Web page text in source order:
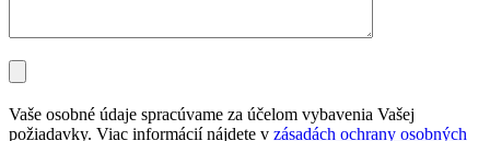
Vaše osobné údaje spracúvame za účelom vybavenia Vašej
požiadavky. Viac informácií nájdete v zásadách ochrany osobných